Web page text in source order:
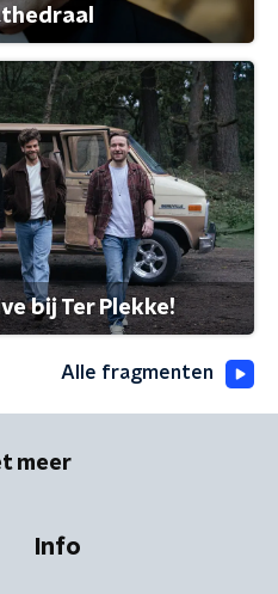
bij Ter Plekke!
Alle fragmenten
meer
Info